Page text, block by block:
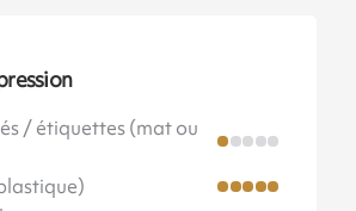
/ étiquettes (mat ou